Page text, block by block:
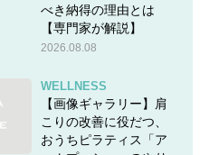
べき納得の理由とは
【専門家が解説】
2026.08.08
WELLNESS
【画像ギャラリー】肩
こりの改善に役だつ、
おうちピラティス「ア